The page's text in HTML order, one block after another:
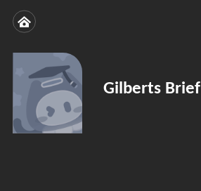
Gilberts Brief